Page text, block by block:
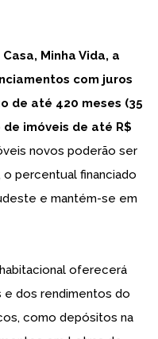
Minha Vida, a
com juros
de até 420 meses (35
imóveis de até R$
novos poderão ser
o percentual financiado
e mantém-se em
oferecerá
dos rendimentos do
como depósitos na